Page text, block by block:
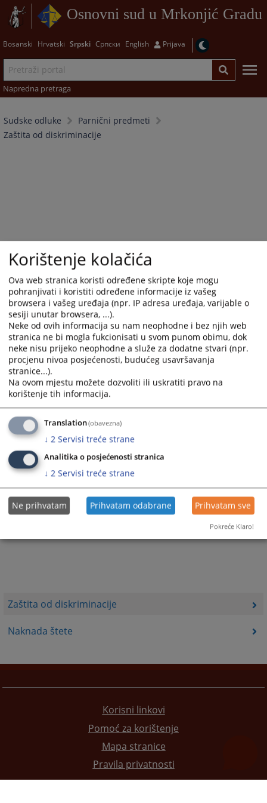
Osnovni sud u Mrkonjić Gradu
Bosanski Hrvatski Srpski Српски English Prijava
Napredna pretraga
Sudske odluke
Parnični predmeti
Zaštita od diskriminacije
Zaštita od diskriminacije
Naknada štete
Trenutno nema vijesti
Korisni linkovi
Pomoć za korištenje
Mapa stranice
Pravila privatnosti
Korištenje kolačića
Ova web stranica koristi određene skripte koje mogu
pohranjivati i koristiti određene informacije iz vašeg
browsera i vašeg uređaja (npr. IP adresa uređaja, varijable o
sesiji unutar browsera, ...).
Neke od ovih informacija su nam neophodne i bez njih web
stranica ne bi mogla fukcionisati u svom punom obimu, dok
neke nisu prijeko neophodne a služe za dodatne stvari (npr.
procjenu nivoa posjećenosti, budućeg usavršavanja
stranice...).
Na ovom mjestu možete dozvoliti ili uskratiti pravo na
korištenje tih informacija.
Translation(obavezna)
↓ 2 Servisi treće strane
Analitika o posjećenosti stranica
↓ 2 Servisi treće strane
Ne prihvatam Prihvatam odabrane Prihvatam sve
Pokreće Klaro!